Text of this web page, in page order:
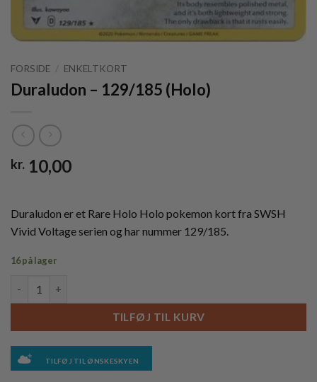
FORSIDE / ENKELTKORT
Duraludon – 129/185 (Holo)
kr. 10,00
Duraludon er et Rare Holo Holo pokemon kort fra SWSH
Vivid Voltage serien og har nummer 129/185.
16 på lager
TILFØJ TIL KURV
TILFØJ TIL ØNSKESKYEN